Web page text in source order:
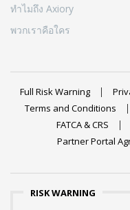
ทำไมถึง Axiory
พวกเราคือใคร
Full Risk Warning
Terms and Conditions
FATCA & CRS
Partner Portal
RISK WARNING